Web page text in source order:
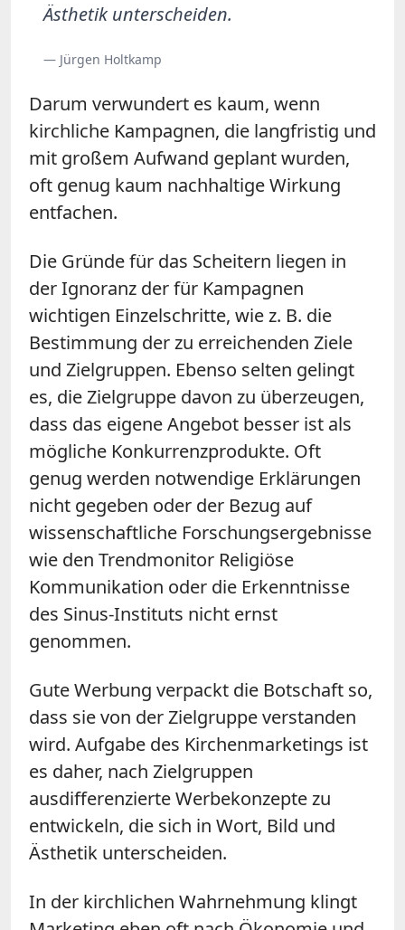
Ästhetik unterscheiden.
— Jürgen Holtkamp
Darum verwundert es kaum, wenn
kirchliche Kampagnen, die langfristig und
mit großem Aufwand geplant wurden,
oft genug kaum nachhaltige Wirkung
entfachen.
Die Gründe für das Scheitern liegen in
der Ignoranz der für Kampagnen
wichtigen Einzelschritte, wie z. B. die
Bestimmung der zu erreichenden Ziele
und Zielgruppen. Ebenso selten gelingt
es, die Zielgruppe davon zu überzeugen,
dass das eigene Angebot besser ist als
mögliche Konkurrenzprodukte. Oft
genug werden notwendige Erklärungen
nicht gegeben oder der Bezug auf
wissenschaftliche Forschungsergebnisse
wie den Trendmonitor Religiöse
Kommunikation oder die Erkenntnisse
des Sinus-Instituts nicht ernst
genommen.
Gute Werbung verpackt die Botschaft so,
dass sie von der Zielgruppe verstanden
wird. Aufgabe des Kirchenmarketings ist
es daher, nach Zielgruppen
ausdifferenzierte Werbekonzepte zu
entwickeln, die sich in Wort, Bild und
Ästhetik unterscheiden.
In der kirchlichen Wahrnehmung klingt